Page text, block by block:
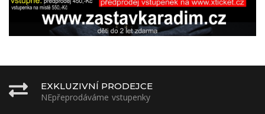
EXKLUZIVNÍ PRODEJCE
NEpřeprodáváme vstupenky